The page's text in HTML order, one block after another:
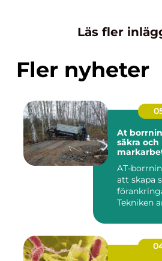
Läs fler
Fler nyheter
At borrning
säkra och
AT-
att skapa
Tekniken